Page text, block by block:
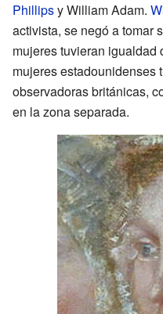
Phillipsy William Adam.
activista, se negó a tomar
mujeres tuvieran
mujeres estadounidenses
observadoras británicas,
en la zona separada.